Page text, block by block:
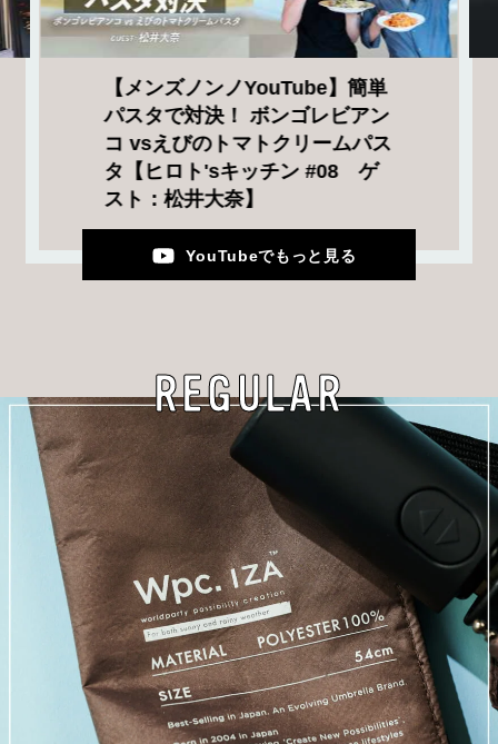
【メンズノンノYouTube】簡単
パスタで対決！ ボンゴレビアン
コ vsえびのトマトクリームパス
タ【ヒロト'sキッチン #08 ゲ
スト：松井大奈】
YouTubeでもっと見る
REGULAR